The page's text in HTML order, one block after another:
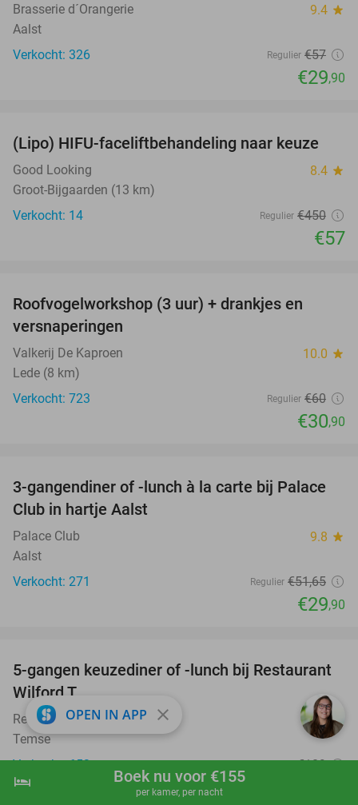
shopping_cart Boek nu
hotel Boek nu voor €155
per kamer, per nacht
Brasserie d´Orangerie 9.4 star
Aalst
Verkocht: 326
Regulier €57
€29,90
87%
(Lipo) HIFU-faceliftbehandeling naar keuze
Good Looking 8.4 star
Groot-Bijgaarden (13 km)
Verkocht: 14
Regulier €450
€57
Roofvogelworkshop (3 uur) + drankjes en
versnaperingen
Valkerij De Kaproen 10.0 star
Lede (8 km)
Verkocht: 723
Regulier €60
€30,90
42%
3-gangendiner of -lunch à la carte bij Palace
Club in hartje Aalst
Palace Club 9.8 star
Aalst
Verkocht: 271
Regulier €51,65
€29,90
50%
5-gangen keuzediner of -lunch bij Restaurant
Wilford T
Restaurant Wilford T 9.3star
Temse
Verkocht: 653
€109
OPEN IN APP close